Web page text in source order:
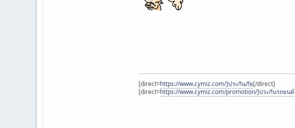
[direct=https://www.cymiz.com/]ประกันภัย[/direct]
[direct=https://www.cymiz.com/promotion/]ประกันรถยนต์